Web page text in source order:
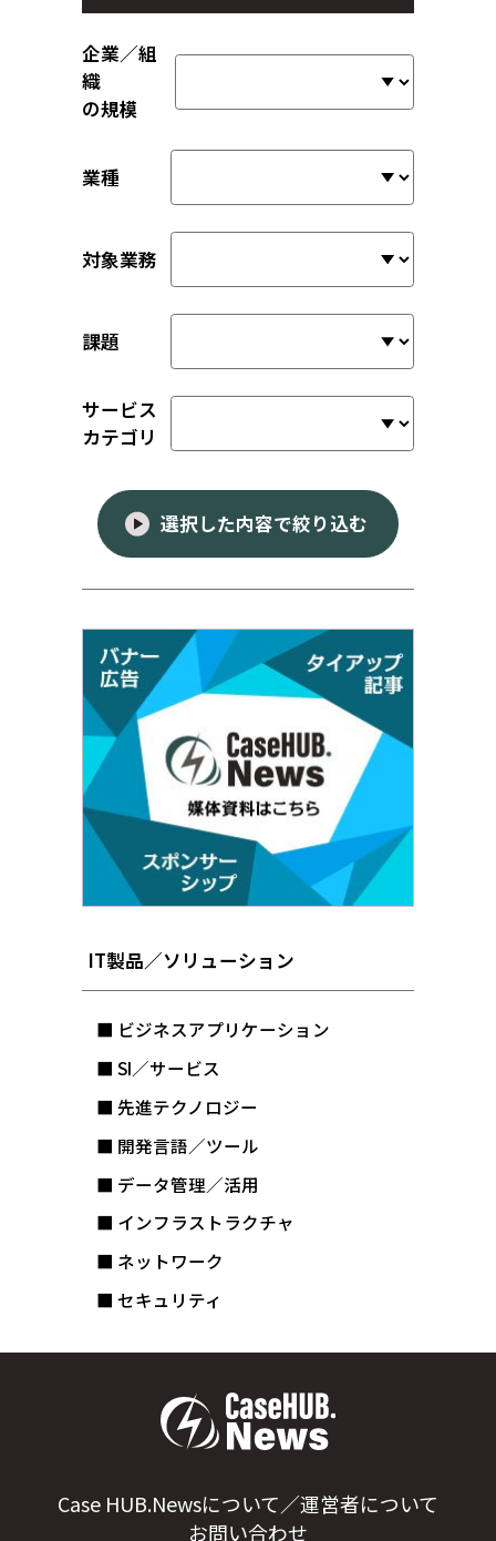
企業／組
織
の規模
業種
対象業務
課題
サービス
カテゴリ
選択した内容で絞り込む
IT製品／ソリューション
■ ビジネスアプリケーション
■ SI／サービス
■ 先進テクノロジー
■ 開発言語／ツール
■ データ管理／活用
■ インフラストラクチャ
■ ネットワーク
■ セキュリティ
Case HUB.Newsについて／運営者について
お問い合わせ